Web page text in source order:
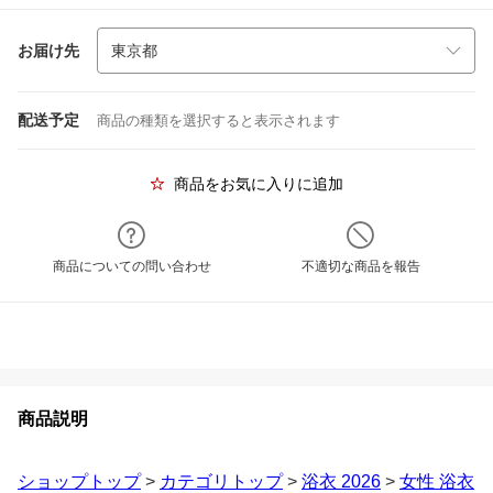
お届け先
配送予定 商品の種類を選択すると表示されます
商品をお気に入りに追加
商品についての問い合わせ 不適切な商品を報告
商品説明
ショップトップ> カテゴリトップ> 浴衣 2026 > 女性 浴衣